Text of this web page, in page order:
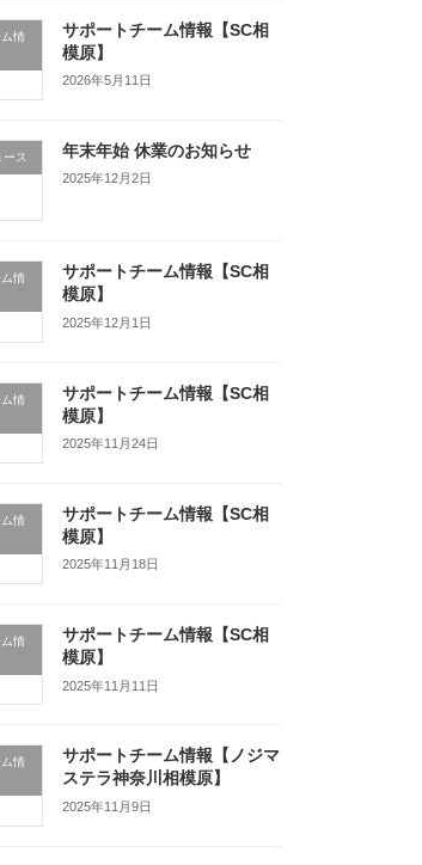
情
サポートチーム情報【SC相
模原】
2026年5月11日
ース 年末年始 休業のお知らせ
2025年12月2日
情
サポートチーム情報【SC相
模原】
2025年12月1日
情
サポートチーム情報【SC相
模原】
2025年11月24日
情
サポートチーム情報【SC相
模原】
2025年11月18日
情
サポートチーム情報【SC相
模原】
2025年11月11日
情
サポートチーム情報【ノジマ
ステラ神奈川相模原】
2025年11月9日